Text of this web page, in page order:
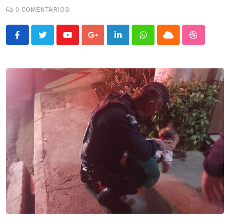
0 COMENTÁRIOS
YoutubeGoogle+LinkedInWhatsappCloud